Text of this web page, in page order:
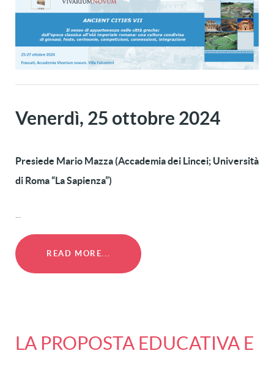
Venerdì, 25 ottobre 2024
Presiede Mario Mazza (Accademia dei Lincei; Università
di Roma “La Sapienza”)
READ MORE...
LA PROPOSTA EDUCATIVA E